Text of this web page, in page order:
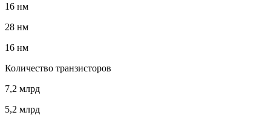
16 нм
28 нм
16 нм
Количество транзисторов
7,2 млрд
5,2 млрд